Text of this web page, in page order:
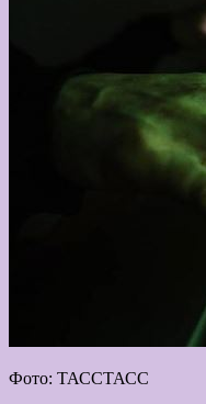
Фото: ТАССТАСС